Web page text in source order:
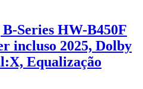
Series HW-B450F
incluso 2025, Dolby
Equalização